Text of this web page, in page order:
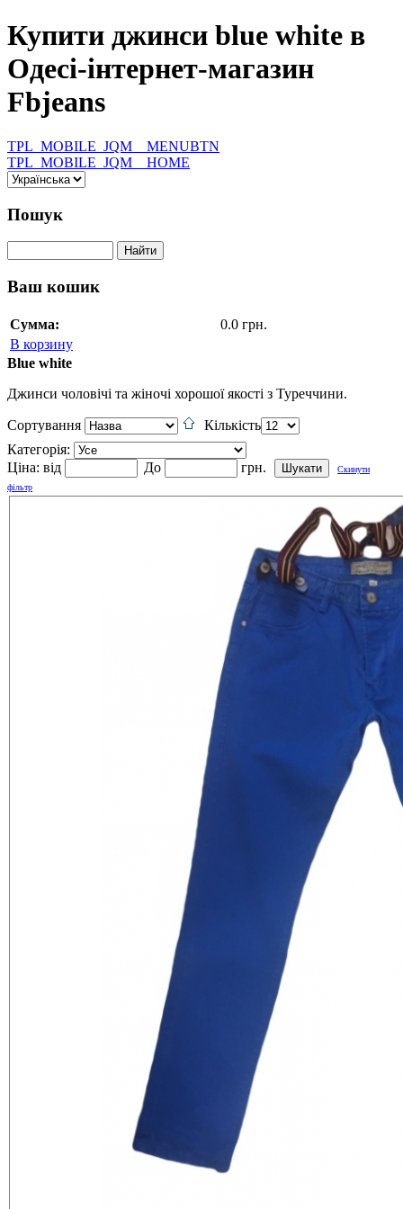
Купити джинси blue white в
Одесі-інтернет-магазин
Fbjeans
TPL_MOBILE_JQM__MENUBTN
TPL_MOBILE_JQM__HOME
Пошук
Ваш кошик
Сумма:
0.0 грн.
В корзину
Blue white
Джинси чоловічі та жіночі хорошої якості з Туреччини.
Сортування
Кількість
Категорія:
Ціна: від До грн.
Скинути
фільтр